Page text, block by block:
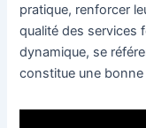
pratique, renforcer
qualité des services
dynamique, se
constitue une bonne